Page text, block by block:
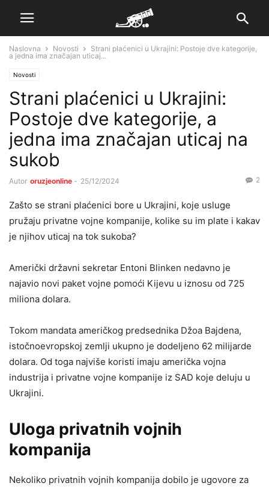
Naslovna Novosti
Strani plaćenici u Ukrajini: Postoje dve kategorije,
a jedna ima značajan uticaj...
Novosti
Strani plaćenici u Ukrajini:
Postoje dve kategorije, a
jedna ima značajan uticaj na
sukob
Autor oruzjeonline - 25/12/2024 2
Zašto se strani plaćenici bore u Ukrajini, koje usluge
pružaju privatne vojne kompanije, kolike su im plate i kakav
je njihov uticaj na tok sukoba?
Američki državni sekretar Entoni Blinken nedavno je
najavio novi paket vojne pomoći Kijevu u iznosu od 725
miliona dolara.
Tokom mandata američkog predsednika Džoa Bajdena,
istočnoevropskoj zemlji ukupno je dodeljeno 62 milijarde
dolara. Od toga najviše koristi imaju američka vojna
industrija i privatne vojne kompanije iz SAD koje deluju u
Ukrajini.
Uloga privatnih vojnih
kompanija
Nekoliko privatnih vojnih kompanija dobilo je ugovore za